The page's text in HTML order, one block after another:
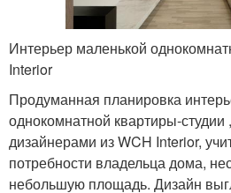
Интерьер маленькой
Interior
Продуманная планировка
однокомнатной квартиры-студии
дизайнерами из WCH Interior,
потребности владельца дома,
небольшую площадь. Дизайн